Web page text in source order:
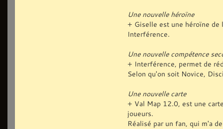
Une nouvelle héroïne
+ Giselle est une héroïne de
Interférence.
Une nouvelle compétence
+ Interférence, permet de
Selon qu'on soit Novice,
Une nouvelle carte
+ Val Map 12.0, est une
joueurs.
Réalisé par un fan, qui m'a